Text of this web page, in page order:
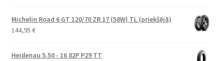
Michelin Road 6 GT 120/70 ZR 17 (58W) TL (priekšējā)
144,95 €
Heidenau 5.50 - 16 82P P29 TT